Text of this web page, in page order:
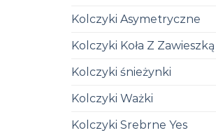
Kolczyki Asymetryczne
Kolczyki Koła Z Zawieszką
Kolczyki śnieżynki
Kolczyki Ważki
Kolczyki Srebrne Yes